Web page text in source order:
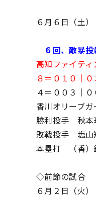
６月６日（土）
６回、敵暴
高知ファイテ
８＝０１０｜
４＝００３｜
香川オリーブガ
勝利投手 秋本
敗戦投手 塩山
本塁打 （香）
◇前節の試合
６月２日（火